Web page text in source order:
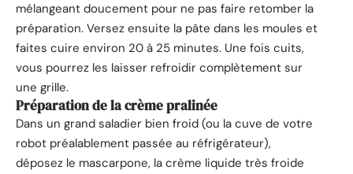
mélangeant doucement pour ne pas faire retomber la
préparation. Versez ensuite la pâte dans les moules et
faites cuire environ 20 à 25 minutes. Une fois cuits,
vous pourrez les laisser refroidir complètement sur
une grille.
Préparation de la crème pralinée
Dans un grand saladier bien froid (ou la cuve de votre
robot préalablement passée au réfrigérateur),
déposez le mascarpone, la crème liquide très froide